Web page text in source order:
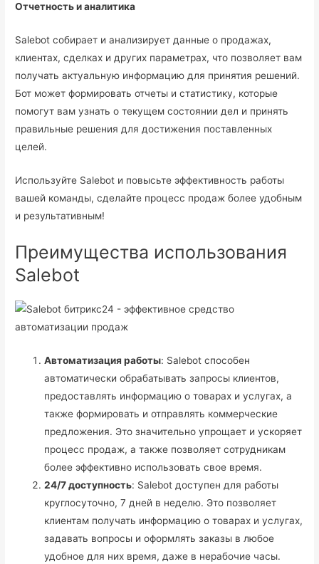
Отчетность и аналитика
Salebot собирает и анализирует данные о продажах,
клиентах, сделках и других параметрах, что позволяет вам
получать актуальную информацию для принятия решений.
Бот может формировать отчеты и статистику, которые
помогут вам узнать о текущем состоянии дел и принять
правильные решения для достижения поставленных
целей.
Используйте Salebot и повысьте эффективность работы
вашей команды, сделайте процесс продаж более удобным
и результативным!
Преимущества использования
Salebot
Автоматизация работы: Salebot способен
автоматически обрабатывать запросы клиентов,
предоставлять информацию о товарах и услугах, а
также формировать и отправлять коммерческие
предложения. Это значительно упрощает и ускоряет
процесс продаж, а также позволяет сотрудникам
более эффективно использовать свое время.
24/7 доступность: Salebot доступен для работы
круглосуточно, 7 дней в неделю. Это позволяет
клиентам получать информацию о товарах и услугах,
задавать вопросы и оформлять заказы в любое
удобное для них время, даже в нерабочие часы.